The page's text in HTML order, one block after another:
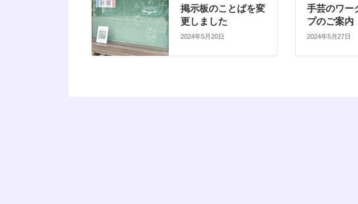
掲示板のことばを変
更しました
2024年5月20日
手芸のワー
プのご案内
2024年5月27日